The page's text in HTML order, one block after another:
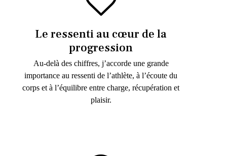
Le ressenti au cœur de la
progression
Au-delà des chiffres, j’accorde une grande
importance au ressenti de l’athlète, à l’écoute du
corps et à l’équilibre entre charge, récupération et
plaisir.